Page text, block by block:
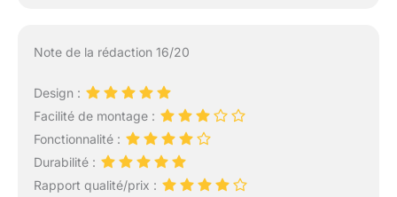
Note de la rédaction 16/20
Design :
Facilité de montage :
Fonctionnalité :
Durabilité :
Rapport qualité/prix :